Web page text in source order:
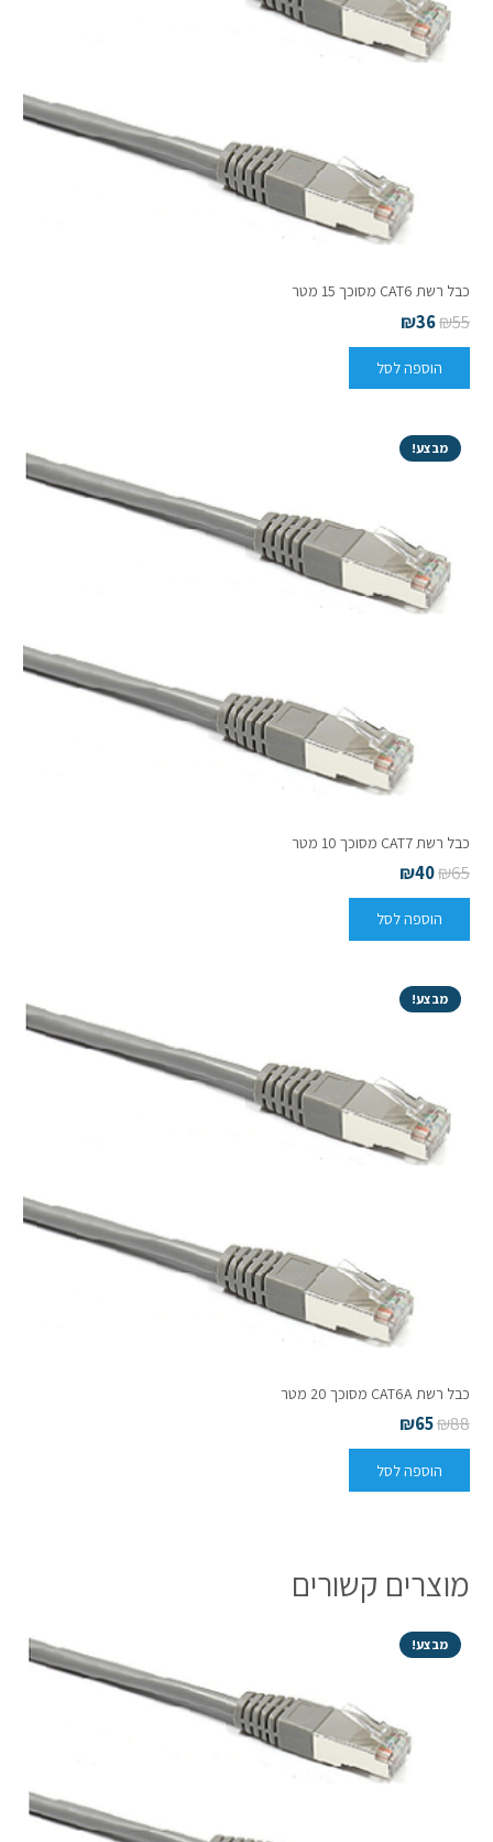
כבל רשת CAT6 מסוכך 15 מטר
₪55
₪36
הוספה לסל
מבצע!
כבל רשת CAT7 מסוכך 10 מטר
₪65
₪40
הוספה לסל
מבצע!
כבל רשת CAT6A מסוכך 20 מטר
₪88
₪65
הוספה לסל
מוצרים קשורים
מבצע!